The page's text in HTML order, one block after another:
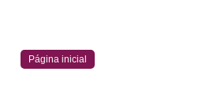
Página inicial